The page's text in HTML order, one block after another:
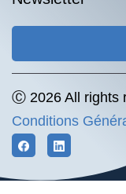
Ⓒ 2026 All rights
Conditions